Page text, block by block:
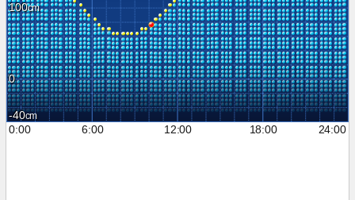
100
0
-40
0:00
6:00 12:00 18:00 24:00